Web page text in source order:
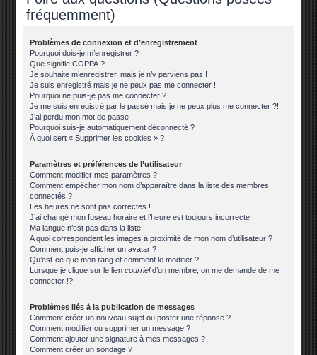
fréquemment)
Problèmes de connexion et d’enregistrement
Pourquoi dois-je m’enregistrer ?
Que signifie COPPA ?
Je souhaite m’enregistrer, mais je n’y parviens pas !
Je suis enregistré mais je ne peux pas me connecter !
Pourquoi ne puis-je pas me connecter ?
Je me suis enregistré par le passé mais je ne peux plus me connecter ?!
J’ai perdu mon mot de passe !
Pourquoi suis-je automatiquement déconnecté ?
À quoi sert « Supprimer les cookies » ?
Paramètres et préférences de l’utilisateur
Comment modifier mes paramètres ?
Comment empêcher mon nom d’apparaître dans la liste des membres
connectés ?
Les heures ne sont pas correctes !
J’ai changé mon fuseau horaire et l’heure est toujours incorrecte !
Ma langue n’est pas dans la liste !
A quoi correspondent les images à proximité de mon nom d’utilisateur ?
Comment puis-je afficher un avatar ?
Qu’est-ce que mon rang et comment le modifier ?
Lorsque je clique sur le liencourrield’un membre, on me demande de me
connecter !?
Problèmes liés à la publication de messages
Comment créer un nouveau sujet ou poster une réponse ?
Comment modifier ou supprimer un message ?
Comment ajouter une signature à mes messages ?
Comment créer un sondage ?